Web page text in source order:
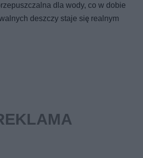
dla wody, co w dobie
deszczy staje się realnym